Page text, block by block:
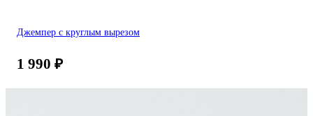
Джемпер с круглым вырезом
1 990 ₽